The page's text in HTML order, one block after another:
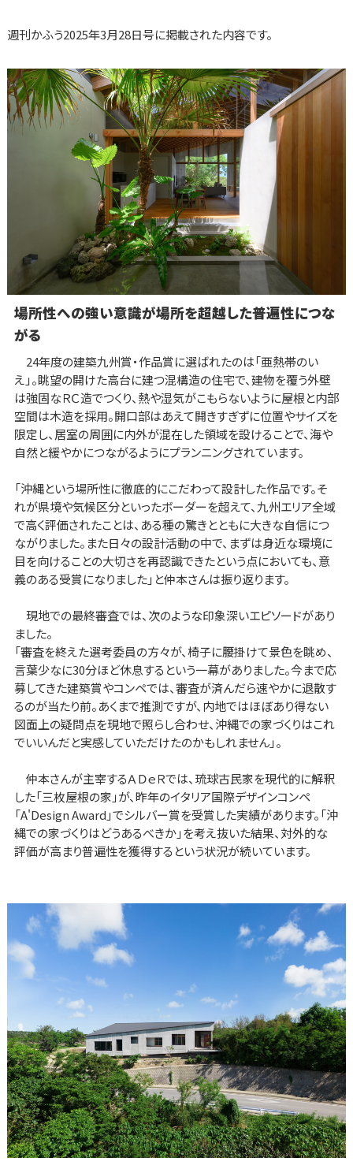
週刊かふう2025年3月28日号に掲載された内容です。
場所性への強い意識が場所を超越した普遍性につな
がる
24年度の建築九州賞・作品賞に選ばれたのは「亜熱帯のい
え」。眺望の開けた高台に建つ混構造の住宅で、建物を覆う外壁
は強固なＲＣ造でつくり、熱や湿気がこもらないように屋根と内部
空間は木造を採用。開口部はあえて開きすぎずに位置やサイズを
限定し、居室の周囲に内外が混在した領域を設けることで、海や
自然と緩やかにつながるようにプランニングされています。
「沖縄という場所性に徹底的にこだわって設計した作品です。そ
れが県境や気候区分といったボーダーを超えて、九州エリア全域
で高く評価されたことは、ある種の驚きとともに大きな自信につ
ながりました。また日々の設計活動の中で、まずは身近な環境に
目を向けることの大切さを再認識できたという点においても、意
義のある受賞になりました」と仲本さんは振り返ります。
現地での最終審査では、次のような印象深いエピソードがあり
ました。
「審査を終えた選考委員の方々が、椅子に腰掛けて景色を眺め、
言葉少なに30分ほど休息するという一幕がありました。今まで応
募してきた建築賞やコンペでは、審査が済んだら速やかに退散す
るのが当たり前。あくまで推測ですが、内地ではほぼあり得ない
図面上の疑問点を現地で照らし合わせ、沖縄での家づくりはこれ
でいいんだと実感していただけたのかもしれません」。
仲本さんが主宰するＡＤｅＲでは、琉球古民家を現代的に解釈
した「三枚屋根の家」が、昨年のイタリア国際デザインコンペ
「A'Design Award」でシルバー賞を受賞した実績があります。「沖
縄での家づくりはどうあるべきか」を考え抜いた結果、対外的な
評価が高まり普遍性を獲得するという状況が続いています。